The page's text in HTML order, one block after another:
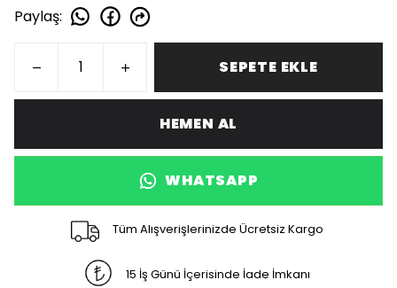
Paylaş:
SEPETE EKLE
HEMEN AL
WHATSAPP
Tüm Alışverişlerinizde Ücretsiz Kargo
15 İş Günü İçerisinde İade İmkanı